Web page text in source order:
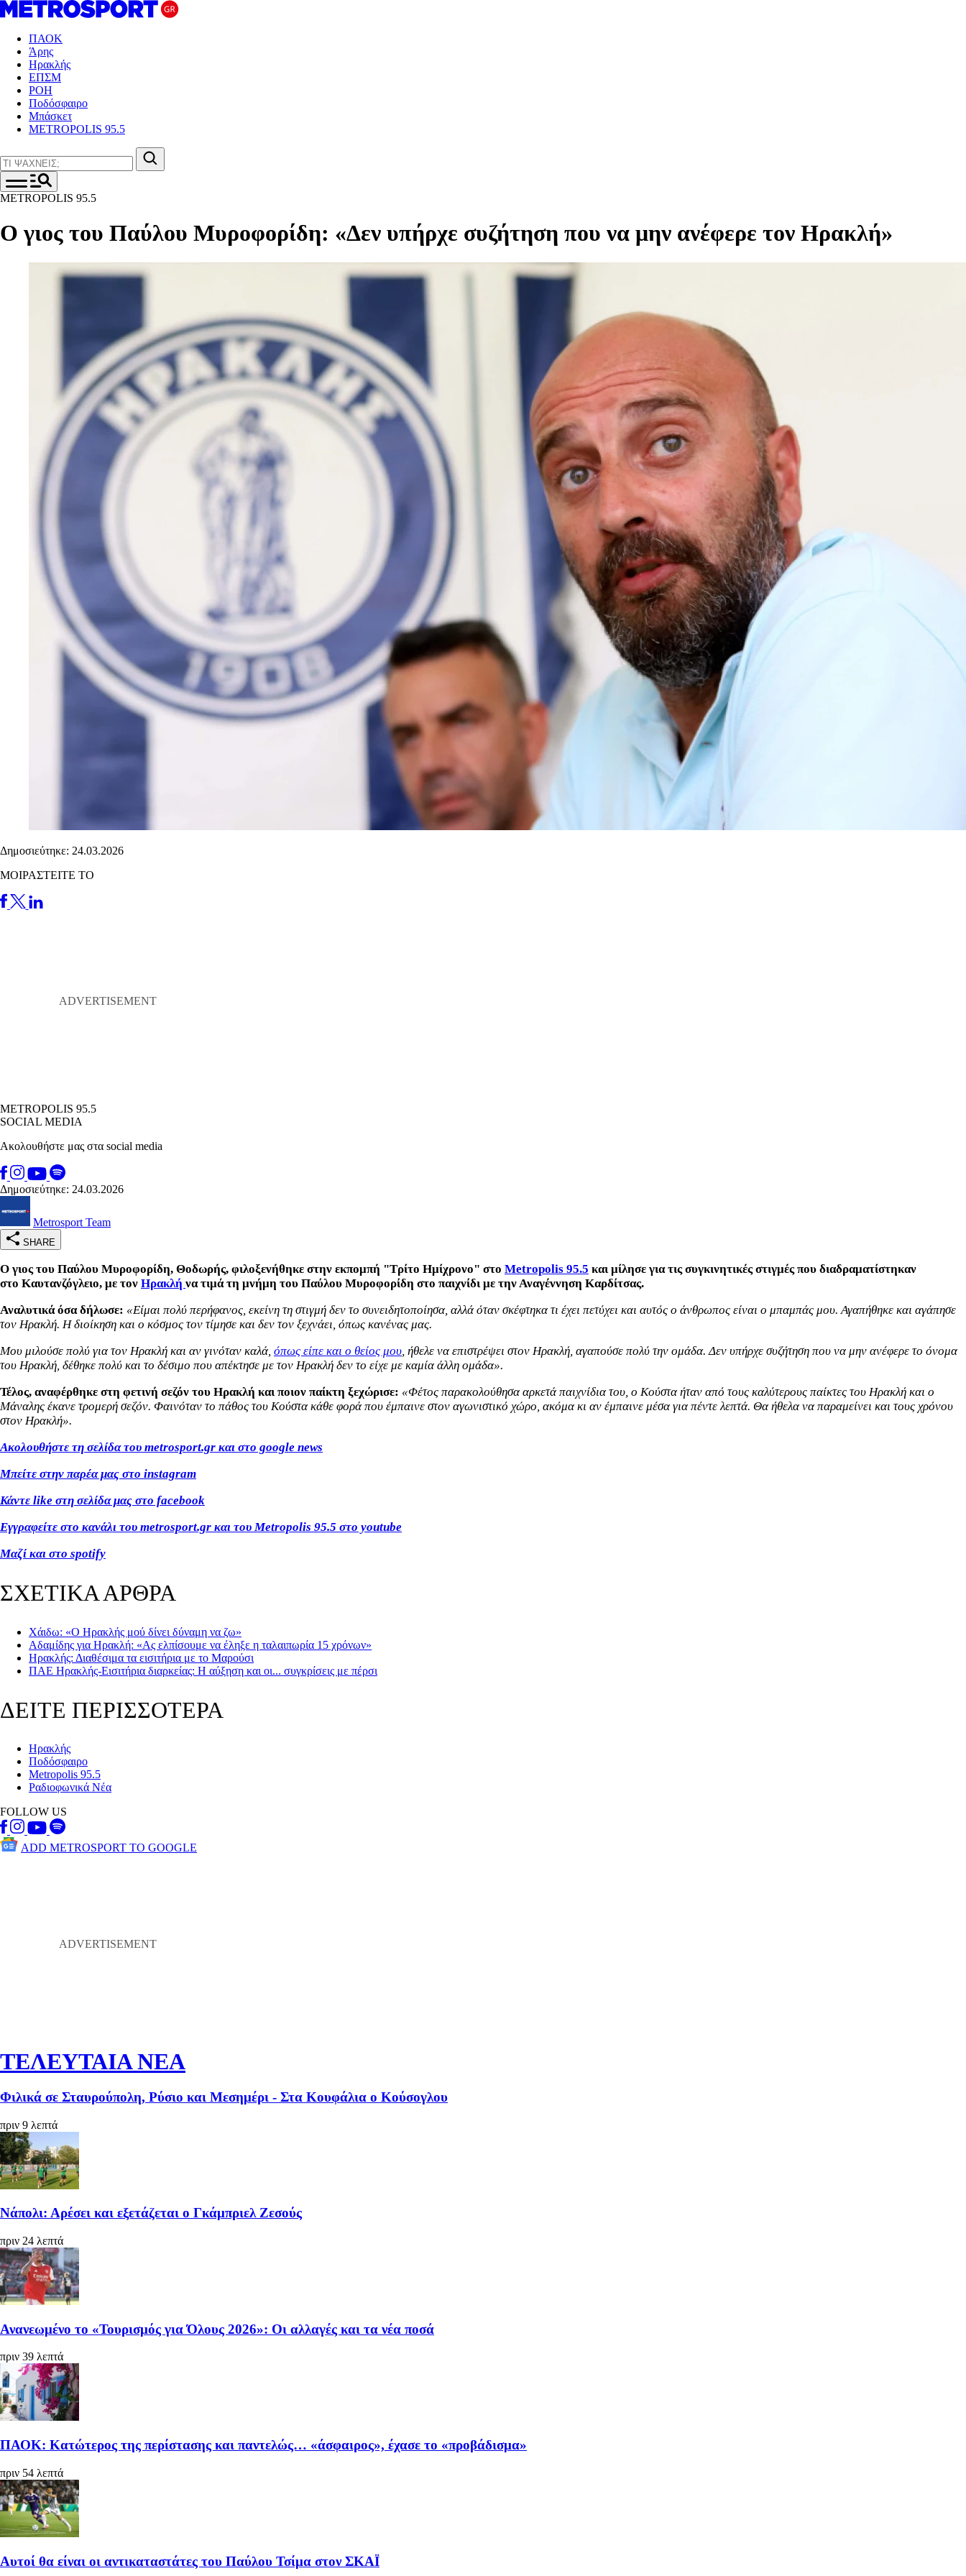
ΠΑΟΚ
Άρης
Ηρακλής
ΕΠΣΜ
ΡΟΗ
Ποδόσφαιρο
Μπάσκετ
METROPOLIS 95.5
METROPOLIS 95.5
Ο γιος του Παύλου Μυροφορίδη: «Δεν υπήρχε συζήτηση που να μην ανέφερε τον Ηρακλή»
Δημοσιεύτηκε: 24.03.2026
ΜΟΙΡΑΣΤΕΙΤΕ ΤΟ
METROPOLIS 95.5
SOCIAL MEDIA
Ακολουθήστε μας στα social media
Δημοσιεύτηκε: 24.03.2026
Metrosport Team
SHARE
Ο γιος του Παύλου Μυροφορίδη, Θοδωρής, φιλοξενήθηκε στην εκπομπή "Τρίτο Ημίχρονο" στο Metropolis 95.5 και μίλησε για τις συγκινητικές στιγμές που διαδραματίστηκαν
στο Καυτανζόγλειο, με τον Ηρακλή να τιμά τη μνήμη του Παύλου Μυροφορίδη στο παιχνίδι με την Αναγέννηση Καρδίτσας.
Αναλυτικά όσα δήλωσε: «Είμαι πολύ περήφανος, εκείνη τη στιγμή δεν το συνειδητοποίησα, αλλά όταν σκέφτηκα τι έχει πετύχει και αυτός ο άνθρωπος είναι ο μπαμπάς μου. Αγαπήθηκε και αγάπησε
τον Ηρακλή. Η διοίκηση και ο κόσμος τον τίμησε και δεν τον ξεχνάει, όπως κανένας μας.
Μου μιλούσε πολύ για τον Ηρακλή και αν γινόταν καλά, όπως είπε και ο θείος μου, ήθελε να επιστρέψει στον Ηρακλή, αγαπούσε πολύ την ομάδα. Δεν υπήρχε συζήτηση που να μην ανέφερε το όνομα
του Ηρακλή, δέθηκε πολύ και το δέσιμο που απέκτησε με τον Ηρακλή δεν το είχε με καμία άλλη ομάδα».
Τέλος, αναφέρθηκε στη φετινή σεζόν του Ηρακλή και ποιον παίκτη ξεχώρισε: «Φέτος παρακολούθησα αρκετά παιχνίδια του, ο Κούστα ήταν από τους καλύτερους παίκτες του Ηρακλή και ο
Μάναλης έκανε τρομερή σεζόν. Φαινόταν το πάθος του Κούστα κάθε φορά που έμπαινε στον αγωνιστικό χώρο, ακόμα κι αν έμπαινε μέσα για πέντε λεπτά. Θα ήθελα να παραμείνει και τους χρόνου
στον Ηρακλή».
Ακολουθήστε τη σελίδα του metrosport.gr και στο google news
Μπείτε στην παρέα μας στο instagram
Κάντε like στη σελίδα μας στο facebook
Εγγραφείτε στο κανάλι του metrosport.gr και του Metropolis 95.5 στο youtube
Μαζί και στο spotify
ΣΧΕΤΙΚΑ ΑΡΘΡΑ
Χάιδω: «Ο Ηρακλής μού δίνει δύναμη να ζω»
Αδαμίδης για Ηρακλή: «Ας ελπίσουμε να έληξε η ταλαιπωρία 15 χρόνων»
Ηρακλής: Διαθέσιμα τα εισιτήρια με το Μαρούσι
ΠΑΕ Ηρακλής-Εισιτήρια διαρκείας: Η αύξηση και οι... συγκρίσεις με πέρσι
ΔΕΙΤΕ ΠΕΡΙΣΣΟΤΕΡΑ
Ηρακλής
Ποδόσφαιρο
Metropolis 95.5
Ραδιοφωνικά Νέα
FOLLOW US
ADD METROSPORT TO GOOGLE
ΤΕΛΕΥΤΑΙΑ ΝΕΑ
Φιλικά σε Σταυρούπολη, Ρύσιο και Μεσημέρι - Στα Κουφάλια ο Κούσογλου
πριν 9 λεπτά
Νάπολι: Αρέσει και εξετάζεται ο Γκάμπριελ Ζεσούς
πριν 24 λεπτά
Ανανεωμένο το «Τουρισμός για Όλους 2026»: Οι αλλαγές και τα νέα ποσά
πριν 39 λεπτά
ΠΑΟΚ: Κατώτερος της περίστασης και παντελώς… «άσφαιρος», έχασε το «προβάδισμα»
πριν 54 λεπτά
Αυτοί θα είναι οι αντικαταστάτες του Παύλου Τσίμα στον ΣΚΑΪ